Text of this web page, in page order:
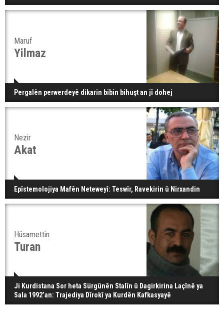
Maruf
Yilmaz
Pergalên perwerdeyê dikarin bibin bihuşt an jî dohej
Nezir
Akat
Epîstemolojiya Mafên Neteweyî: Teswîr, Ravekirin û Nirxandin
Hüsamettin
Turan
Ji Kurdistana Sor heta Sürgûnên Stalîn û Dagirkirina Laçînê ya
Sala 1992’an: Trajediya Dîrokî ya Kurdên Kafkasyayê